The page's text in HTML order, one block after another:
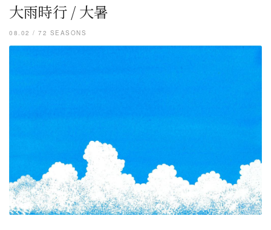
大雨時行 / 大暑
08.02 / 72 SEASONS